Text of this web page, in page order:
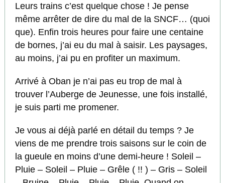
Leurs trains c’est quelque chose ! Je pense
même arrêter de dire du mal de la SNCF… (quoi
que). Enfin trois heures pour faire une centaine
de bornes, j’ai eu du mal à saisir. Les paysages,
au moins, j’ai pu en profiter un maximum.
Arrivé à Oban je n’ai pas eu trop de mal à
trouver l’Auberge de Jeunesse, une fois installé,
je suis parti me promener.
Je vous ai déjà parlé en détail du temps ? Je
viens de me prendre trois saisons sur le coin de
la gueule en moins d’une demi-heure ! Soleil –
Pluie – Soleil – Pluie – Grêle ( !! ) – Gris – Soleil